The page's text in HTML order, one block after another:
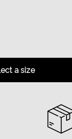
a size